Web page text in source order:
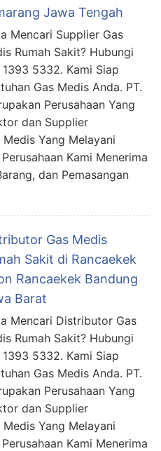
Jawa Tengah
Mencari Supplier Gas
Rumah Sakit? Hubungi
5332. Kami Siap
Gas Medis Anda. PT.
Perusahaan Yang
dan Supplier
Yang Melayani
Kami Menerima
dan Pemasangan
Gas Medis
Sakit di Rancaekek
Rancaekek Bandung
Barat
Mencari Distributor Gas
Rumah Sakit? Hubungi
5332. Kami Siap
Gas Medis Anda. PT.
Perusahaan Yang
dan Supplier
Yang Melayani
Kami Menerima